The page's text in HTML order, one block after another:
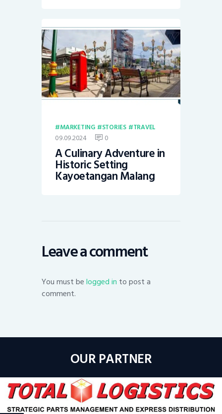
MARKETING STORIES TRAVEL
09.09.2024 0
A Culinary Adventure in
Historic Setting
Kayoetangan Malang
Leave a comment
You must belogged in to post a
comment.
OUR PARTNER